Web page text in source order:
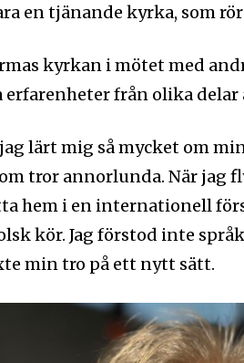
på det
Ange din e-postadress och
Oroa dig inte, vi
en tjänande kyrka, som
kyrkan i mötet med
erfarenheter från olika
lärt mig så mycket om
tror annorlunda. När jag
hem i en internationell
kör. Jag förstod inte
min tro på ett nytt sätt.